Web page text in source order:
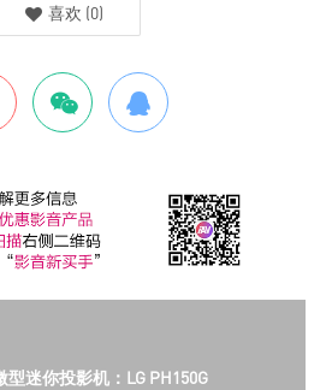
喜欢 (0)
迷你投影机：LG PH150G